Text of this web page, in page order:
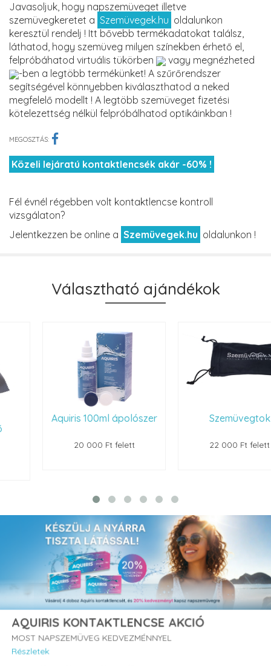
Javasoljuk, hogy napszemüveget illetve
szemüvegkeretet a Szemüvegek.hu oldalunkon
keresztül rendelj ! Itt bővebb termékadatokat találsz,
láthatod, hogy szemüveg milyen színekben érhető el,
felpróbáhatod virtuális tükörben
vagy megnézheted
-ben a legtöbb termékünket! A szűrőrendszer
segítségével könnyebben kiválaszthatod a neked
megfelelő modellt ! A legtöbb szemüveget fizetési
kötelezettség nélkül felpróbálhatod optikáinkban !
MEGOSZTÁS:
Közeli lejáratú kontaktlencsék akár -60% !
Fél évnél régebben volt kontaktlencse kontroll
vizsgálaton?
Jelentkezzen be online a Szemüvegek.hu oldalunkon !
Választható ajándékok
Aquiris 100ml ápolószer
20 000 Ft felett
Szemüvegtok
22 000 Ft felett
AQUIRIS KONTAKTLENCSE AKCIÓ
MOST NAPSZEMÜVEG KEDVEZMÉNNYEL
Részletek